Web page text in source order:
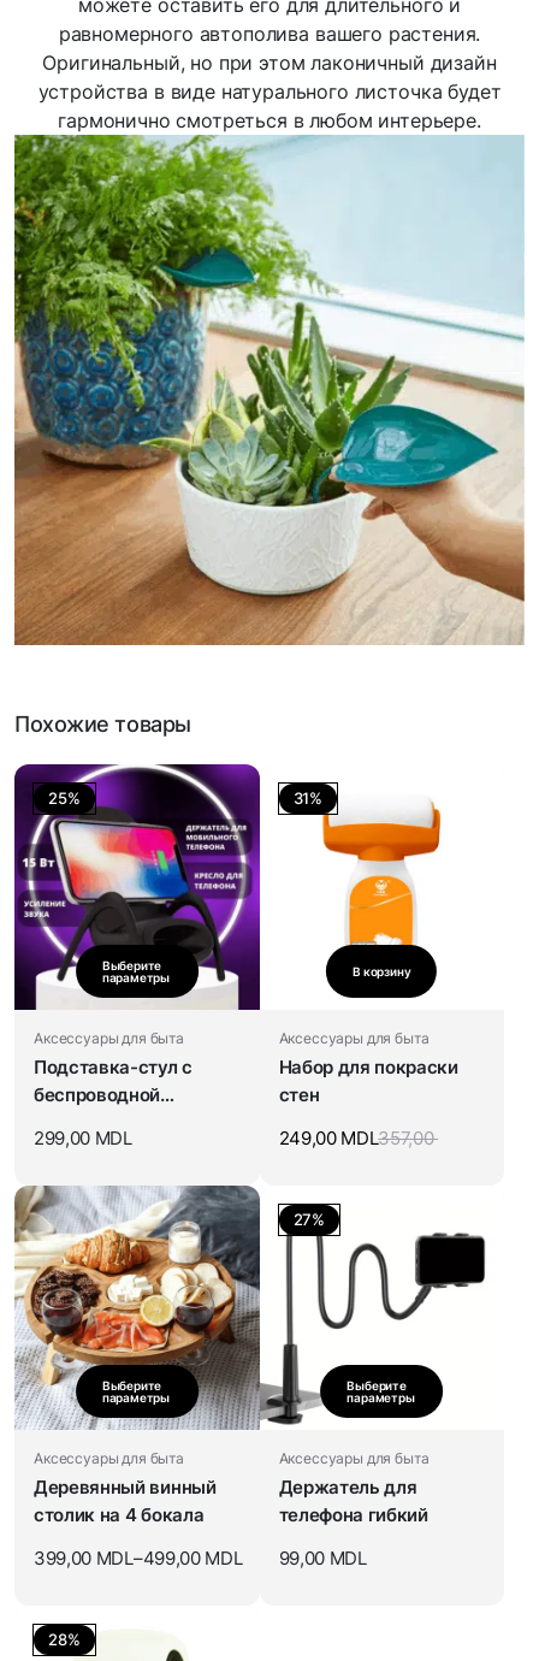
можете оставить его для длительного и
равномерного автополива вашего растения.
Оригинальный, но при этом лаконичный дизайн
устройства в виде натурального листочка будет
гармонично смотреться в любом интерьере.
Похожие товары
25%
Выберите
параметры
Аксессуары для быта
Подставка-стул с
беспроводной
звука
299,00 MDL
31%
В корзину
Аксессуары для быта
Набор для покраски
стен
357,00
249,00 MDL
Выберите
параметры
Аксессуары для быта
Деревянный винный
столик на 4 бокала
399,00 MDL–499,00 MDL
27%
Выберите
параметры
Аксессуары для быта
Держатель для
телефона гибкий
99,00 MDL
28%